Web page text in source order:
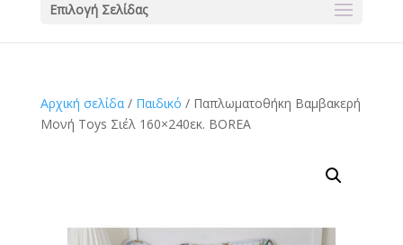
Επιλογή Σελίδας
Αρχική σελίδα/ Παιδικό / Παπλωματοθήκη Βαμβακερή
Μονή Toys Σιέλ 160×240εκ. BOREA